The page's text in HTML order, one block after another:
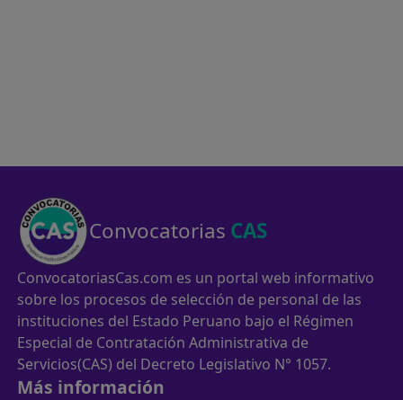
Convocatorias CAS
ConvocatoriasCas.com es un portal web informativo
sobre los procesos de selección de personal de las
instituciones del Estado Peruano bajo el Régimen
Especial de Contratación Administrativa de
Servicios(CAS) del Decreto Legislativo N° 1057.
Más información